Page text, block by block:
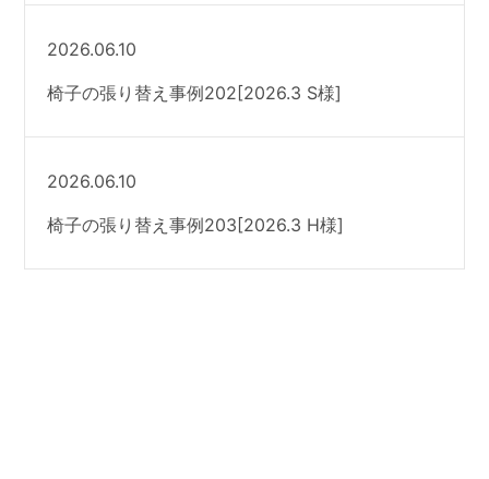
2026.06.10
椅子の張り替え事例202[2026.3 S様]
2026.06.10
椅子の張り替え事例203[2026.3 H様]